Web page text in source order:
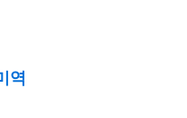
역